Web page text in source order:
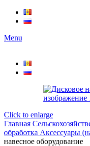
Menu
Click to enlarge
Главная
обработка Аксессуары
навесное оборудование